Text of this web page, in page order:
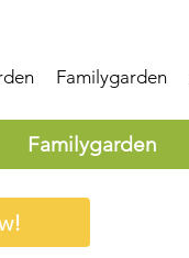
Familygarden
Familygarden